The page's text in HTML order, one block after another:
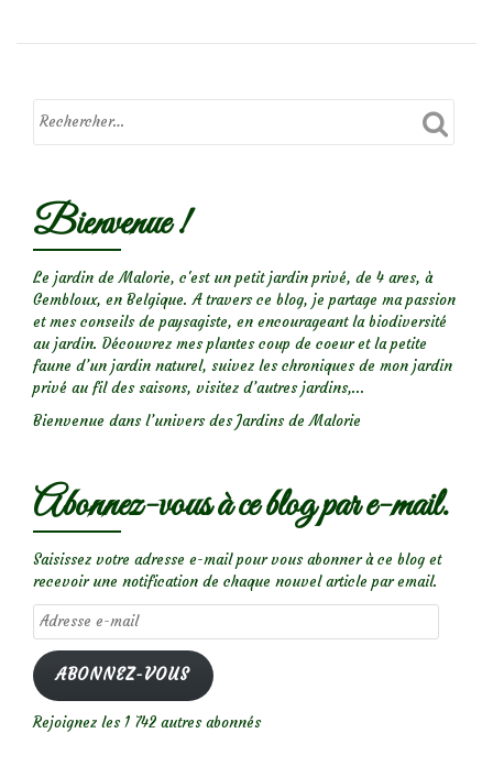
grignote
Bienvenue !
Le jardin de Malorie, c'est un petit jardin privé, de 4 ares, à
Gembloux, en Belgique. A travers ce blog, je partage ma passion
et mes conseils de paysagiste, en encourageant la biodiversité
au jardin. Découvrez mes plantes coup de coeur et la petite
faune d’un jardin naturel, suivez les chroniques de mon jardin
privé au fil des saisons, visitez d’autres jardins,...
Bienvenue dans l’univers des Jardins de Malorie
Abonnez-vous à ce blog par e-mail.
Saisissez votre adresse e-mail pour vous abonner à ce blog et
recevoir une notification de chaque nouvel article par email.
Adresse
e-
mail
ABONNEZ-VOUS
Rejoignez les 1 742 autres abonnés